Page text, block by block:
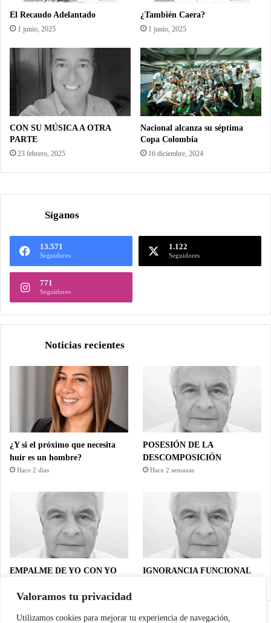
Valoramos tu privacidad
Utilizamos cookies para mejorar tu experiencia de navegación,
La reforma tributaria de Petro
Publicaciones relacionadas
El Recaudo Adelantado
1 junio, 2025
¿También Caera?
1 junio, 2025
CON SU MÚSICA A OTRA
PARTE
13.571
Seguidores
1.122
Seguidores
771
Noticias recientes
huir es un hombre?
Hace 2 días Hace 2 semanas